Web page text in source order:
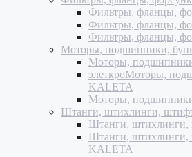
Фильтры, фланцы,
Фильтры, фланцы,
Фильтры, фланцы,
Моторы, подшипники,
Моторы,
элеткроМоторы,
KALETA
Моторы,
Штанги, штихлинги,
Штанги,
Штанги,
KALETA